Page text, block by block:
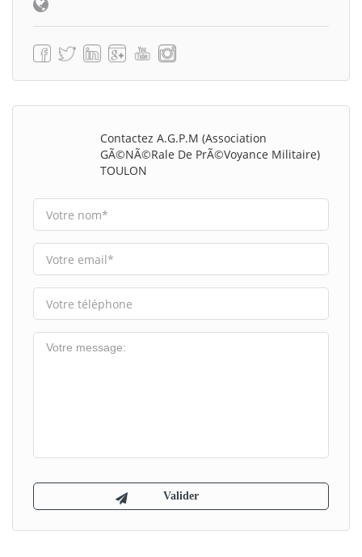
Contactez A.G.P.M (Association
GÃ©nÃ©rale De PrÃ©voyance Militaire)
TOULON